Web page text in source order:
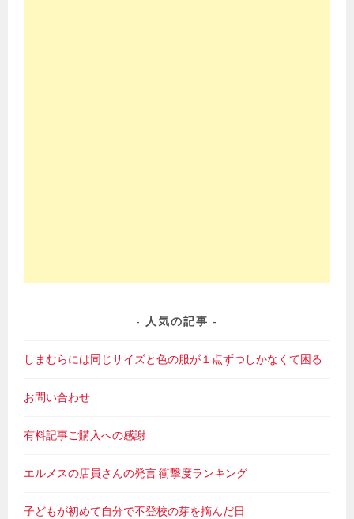
人気の記事
しまむらには同じサイズと色の服が１点ずつしかなくて困る
お問い合わせ
有料記事ご購入への感謝
エルメスの店員さんの発言 衝撃度ランキング
子どもが初めて自分で不登校の芽を摘んだ日